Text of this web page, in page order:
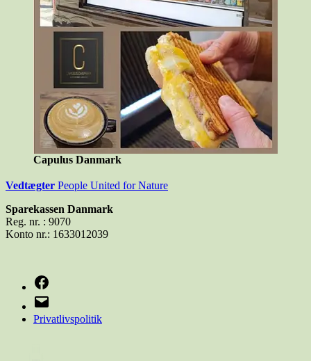
Capulus Danmark
Vedtægter People United for Nature
Sparekassen Danmark
Reg. nr. : 9070
Konto nr.: 1633012039
Privatlivspolitik